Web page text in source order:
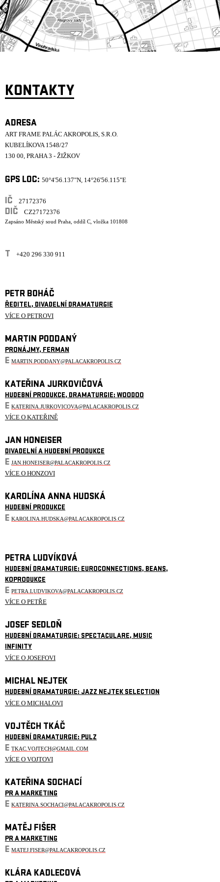
KONTAKTY
ADRESA
ART FRAME PALÁC AKROPOLIS, S.R.O.
KUBELÍKOVA 1548/27
130 00, PRAHA 3 - ŽIŽKOV
GPS LOC: 50°4'56.137"N, 14°26'56.115"E
IČ 27172376
DIČ CZ27172376
Zapsáno Městský soud Praha, oddíl C, vložka 101808
T +420 296 330 911
PETR BOHÁČ
ŘEDITEL, DIVADELNÍ DRAMATURGIE
VÍCE O PETROVI
MARTIN PODDANÝ
PRONÁJMY, FERMAN
E MARTIN.PODDANY@PALACAKROPOLIS.CZ
KATEŘINA JURKOVIČOVÁ
HUDEBNÍ PRODUKCE, DRAMATURGIE: WOODOO
E KATERINA.JURKOVICOVA@PALACAKROPOLIS.CZ
VÍCE O KATEŘINĚ
JAN HONEISER
DIVADELNÍ A HUDEBNÍ PRODUKCE
E JAN.HONEISER@PALACAKROPOLIS.CZ
VÍCE O HONZOVI
KAROLÍNA ANNA HUDSKÁ
HUDEBNÍ PRODUKCE
E KAROLINA.HUDSKA@PALACAKROPOLIS.CZ
PETRA LUDVÍKOVÁ
HUDEBNÍ DRAMATURGIE: EUROCONNECTIONS, BEANS,
KOPRODUKCE
E PETRA.LUDVIKOVA@PALACAKROPOLIS.CZ
VÍCE O PETŘE
JOSEF SEDLOŇ
HUDEBNÍ DRAMATURGIE: SPECTACULARE, MUSIC
INFINITY
VÍCE O JOSEFOVI
MICHAL NEJTEK
HUDEBNÍ DRAMATURGIE: JAZZ NEJTEK SELECTION
VÍCE O MICHALOVI
VOJTĚCH TKÁČ
HUDEBNÍ DRAMATURGIE: PULZ
E TKAC.VOJTECH@GMAIL.COM
VÍCE O VOJTOVI
KATEŘINA SOCHACÍ
PR A MARKETING
E KATERINA.SOCHACI@PALACAKROPOLIS.CZ
MATĚJ FIŠER
PR A MARKETING
E MATEJ.FISER@PALACAKROPOLIS.CZ
KLÁRA KADLECOVÁ